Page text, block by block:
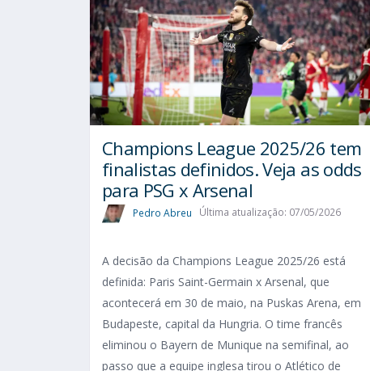
Champions League 2025/26 tem
finalistas definidos. Veja as odds
para PSG x Arsenal
Pedro Abreu Última atualização: 07/05/2026
A decisão da Champions League 2025/26 está
definida: Paris Saint-Germain x Arsenal, que
acontecerá em 30 de maio, na Puskas Arena, em
Budapeste, capital da Hungria. O time francês
eliminou o Bayern de Munique na semifinal, ao
passo que a equipe inglesa tirou o Atlético de